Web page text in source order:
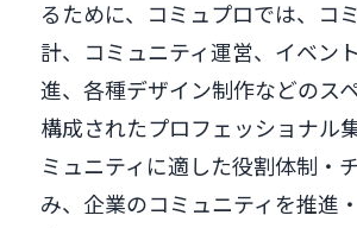
るために、コミュプロでは、コ
計、コミュニティ運営、イベン
進、各種デザイン制作などのス
構成されたプロフェッショナル
ミュニティに適した役割体制・
み、企業のコミュニティを推進